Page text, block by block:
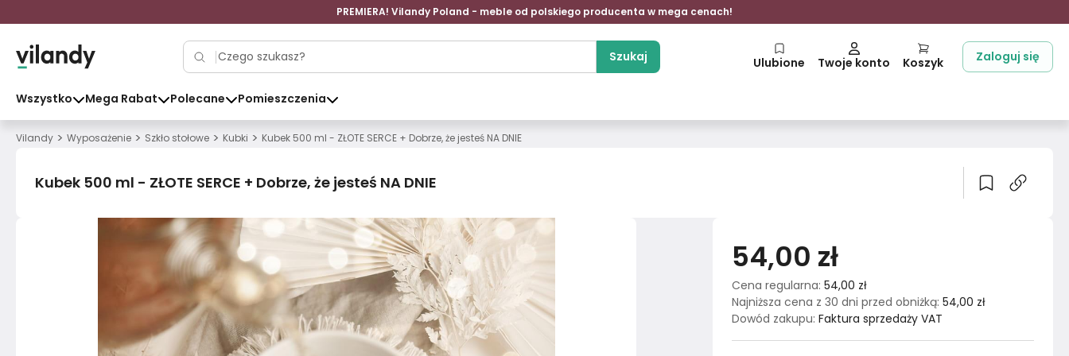
PREMIERA! Vilandy Poland - meble od polskiego producenta w mega cenach!
Szukaj Ulubione Twoje konto Koszyk Zaloguj się
Wszystko Mega Rabat Polecane Pomieszczenia
Vilandy > Wyposażenie > Szkło stołowe > Kubki > Kubek 500 ml - ZŁOTE SERCE + Dobrze, że jesteś NA DNIE
Kubek 500 ml - ZŁOTE SERCE + Dobrze, że jesteś NA DNIE
54,00 zł
Cena regularna: 54,00 zł
Najniższa cena z 30 dni przed obniżką: 54,00 zł
Dowód zakupu: Faktura sprzedaży VAT